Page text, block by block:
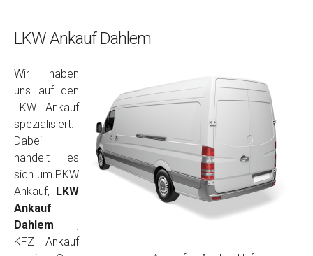
LKW Ankauf Dahlem
Wir haben
uns auf den
LKW Ankauf
spezialisiert.
Dabei
handelt es
sich um PKW
Ankauf,
LKW
Ankauf
Dahlem ,
KFZ Ankauf